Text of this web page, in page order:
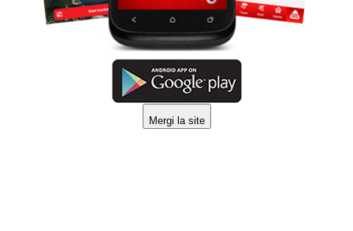
Mergi la site